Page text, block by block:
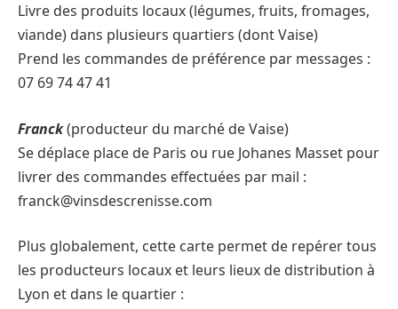
Livre des produits locaux (légumes, fruits, fromages,
viande) dans plusieurs quartiers (dont Vaise)
Prend les commandes de préférence par messages :
07 69 74 47 41
Franck(producteur du marché de Vaise)
Se déplace place de Paris ou rue Johanes Masset pour
livrer des commandes effectuées par mail :
franck@vinsdescrenisse.com
Plus globalement, cette carte permet de repérer tous
les producteurs locaux et leurs lieux de distribution à
Lyon et dans le quartier :